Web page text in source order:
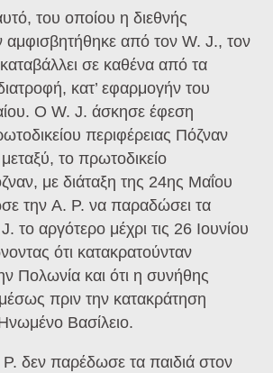
του οποίου η διεθνής
αμφισβητήθηκε από τον W. J., τον
σε καθένα από τα
κατ’ εφαρμογήν του
Ο W. J. άσκησε έφεση
περιφέρειας Πόζναν
το πρωτοδικείο
με διάταξη της 24ης Μαΐου
την A. P. να παραδώσει τα
το αργότερο μέχρι τις 26 Ιουνίου
ότι κατακρατούνταν
Πολωνία και ότι η συνήθης
πριν την κατακράτηση
Βασίλειο.
P. δεν παρέδωσε τα παιδιά στον